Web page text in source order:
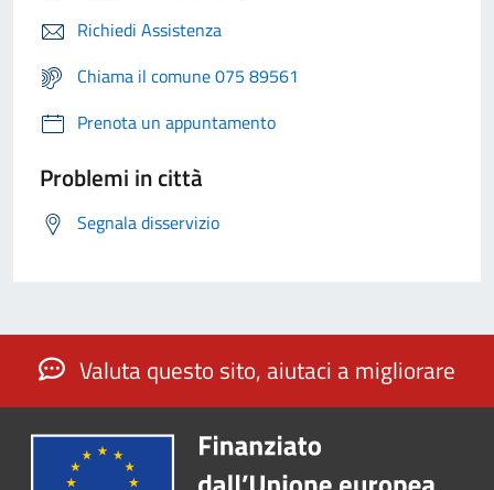
Richiedi Assistenza
Chiama il comune 075 89561
Prenota un appuntamento
Problemi in città
Segnala disservizio
Valuta questo sito, aiutaci a migliorare